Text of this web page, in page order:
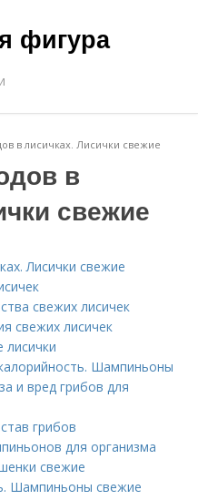
фигура
в лисичках. Лисички свежие
в
свежие
Лисички свежие
свежих лисичек
свежих лисичек
лисички
Шампиньоны
и вред грибов для
грибов
для организма
свежие
Шампиньоны свежие